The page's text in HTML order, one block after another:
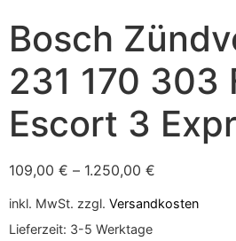
Bosch
231 170 303
Escort 3
109,00 € – 1.250,00 €
inkl. MwSt. zzgl. Versandkosten
Lieferzeit: 3-5 Werktage